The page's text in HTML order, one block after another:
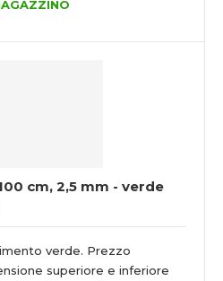
cm, 2,5 mm - verde
verde. Prezzo
superiore e inferiore